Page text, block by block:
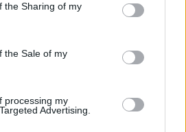
the Sharing of my
the Sale of my
processing my
Advertising.
levél megjelenése
módjához. Például
előállítani, amelyek
funkcionálnak.